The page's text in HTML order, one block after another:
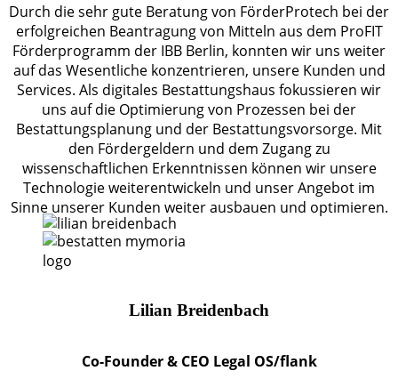
Durch die sehr gute Beratung von FörderProtech bei der
erfolgreichen Beantragung von Mitteln aus dem ProFIT
Förderprogramm der IBB Berlin, konnten wir uns weiter
auf das Wesentliche konzentrieren, unsere Kunden und
Services. Als digitales Bestattungshaus fokussieren wir
uns auf die Optimierung von Prozessen bei der
Bestattungsplanung und der Bestattungsvorsorge. Mit
den Fördergeldern und dem Zugang zu
wissenschaftlichen Erkenntnissen können wir unsere
Technologie weiterentwickeln und unser Angebot im
Sinne unserer Kunden weiter ausbauen und optimieren.
Lilian Breidenbach
Co-Founder & CEO Legal OS/flank